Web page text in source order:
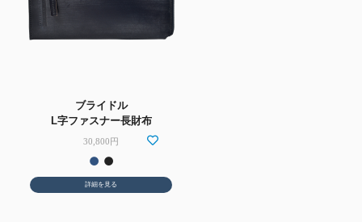
ブライドル
L字ファスナー長財布
30,800円
詳細を見る